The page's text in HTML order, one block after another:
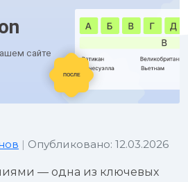
| Опубликовано: 12.03.2026
— одна из ключевых